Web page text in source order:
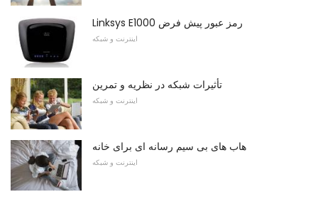
Linksys E1000 رمز عبور پیش فرض
اینترنت و شبکه
تأثیرات شبکه در نظریه و تمرین
اینترنت و شبکه
هاب های بی سیم رسانه ای برای خانه
اینترنت و شبکه